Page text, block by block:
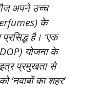
अपने उच्च
के
है। ‘एक
योजना के
प्रमुखता से
का शहर’